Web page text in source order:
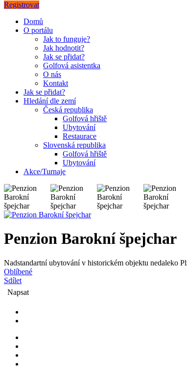
Registrovat
Domů
O portálu
Jak to funguje?
Jak hodnotit?
Jak se přidat?
Golfová asistentka
O nás
Kontakt
Jak se přidat?
Hledání dle zemí
Česká republika
Golfová hřiště
Ubytování
Restaurace
Slovenská republika
Golfová hřiště
Ubytování
Akce/Turnaje
Penzion Barokní špejchar
Nadstandartní ubytování v historickém objektu nedaleko
Oblíbené
Sdílet
Napsat